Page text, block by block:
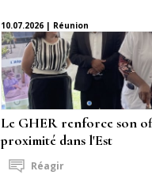
10.07.2026 | Réunion
Le GHER renforce son
proximité dans l'Est
Réagir